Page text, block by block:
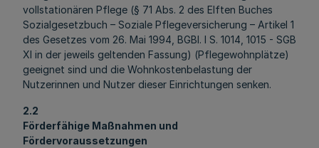
vollstationären Pflege (§ 71 Abs. 2 des Elften Buches
Sozialgesetzbuch – Soziale Pflegeversicherung – Artikel 1
des Gesetzes vom 26. Mai 1994, BGBl. I S. 1014, 1015 - SGB
XI in der jeweils geltenden Fassung) (Pflegewohnplätze)
geeignet sind und die Wohnkostenbelastung der
Nutzerinnen und Nutzer dieser Einrichtungen senken.
2.2
Förderfähige Maßnahmen und
Fördervoraussetzungen